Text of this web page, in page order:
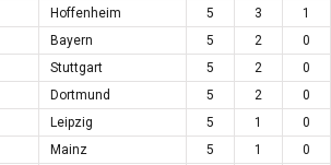
Hoffenheim 5 3
1
Bayern 5 2
0
Stuttgart 5 2
0
Dortmund 5 2
0
Leipzig 5 1
0
Mainz 5 1
0